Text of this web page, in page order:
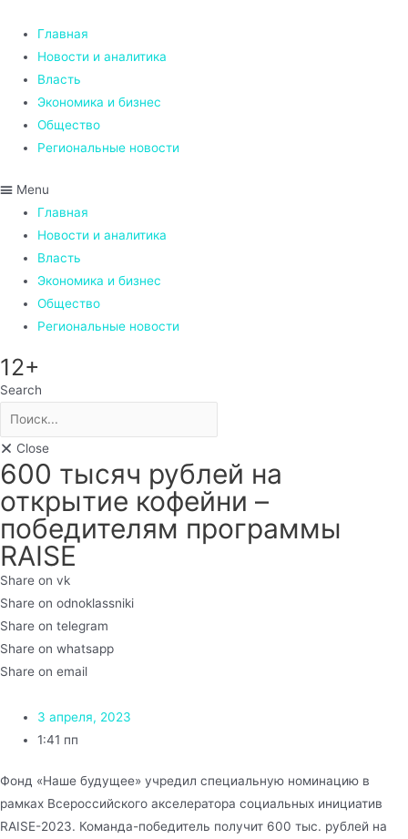
содержимому
Главная
Новости и аналитика
Власть
Экономика и бизнес
Общество
Региональные новости
Menu
Главная
Новости и аналитика
Власть
Экономика и бизнес
Общество
Региональные новости
12+
Search
Close
600 тысяч рублей на
открытие кофейни –
победителям программы
RAISE
Share on vk
Share on odnoklassniki
Share on telegram
Share on whatsapp
Share on email
3 апреля, 2023
1:41 пп
Фонд «Наше будущее» учредил специальную номинацию в
рамках Всероссийского акселератора социальных инициатив
RAISE-2023. Команда-победитель получит 600 тыс. рублей на